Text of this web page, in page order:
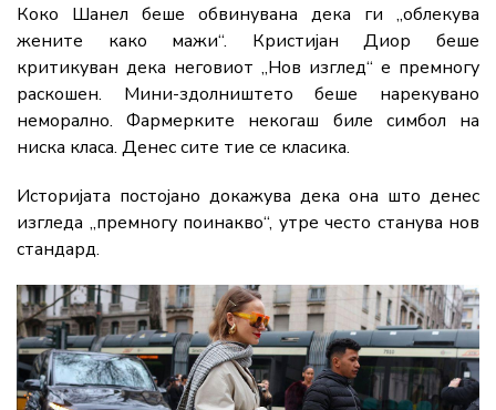
Коко Шанел беше обвинувана дека ги „облекува
жените како мажи“. Кристијан Диор беше
критикуван дека неговиот „Нов изглед“ е премногу
раскошен. Мини-здолништето беше нарекувано
неморално. Фармерките некогаш биле симбол на
ниска класа. Денес сите тие се класика.
Историјата постојано докажува дека она што денес
изгледа „премногу поинакво“, утре често станува нов
стандард.